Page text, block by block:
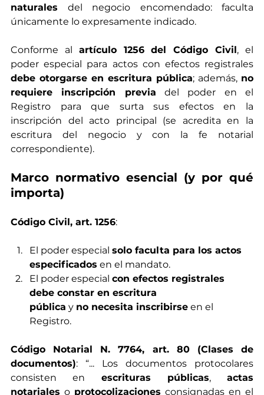
naturales del negocio encomendado: faculta
únicamente lo expresamente indicado.
Conforme al artículo 1256 del Código Civil, el
debe otorgarse en escritura pública; además, no
requiere inscripción previa del poder en el
Registro para que surta sus efectos en la
inscripción del acto principal (se acredita en la
escritura del negocio y con la fe notarial
correspondiente).
Marco normativo esencial (y por qué
importa)
Código Civil, art. 1256:
El poder especial solo faculta para los actos
especificados en el mandato.
El poder especial con efectos registrales
debe constar en escritura
pública y no necesita inscribirse en el
Registro.
Código Notarial N. 7764, art. 80 (Clases de
documentos): “... Los documentos protocolares
consisten en escrituras públicas, actas
notariales o protocolizaciones consignadas en el